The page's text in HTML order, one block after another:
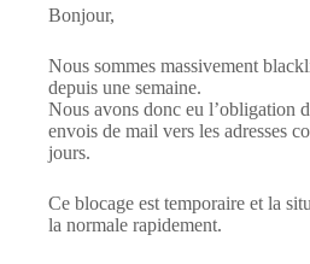
Bonjour,
Nous sommes massivement
depuis une semaine.
Nous avons donc eu l’obligation
envois de mail vers les adresses
jours.
Ce blocage est temporaire et la
la normale rapidement.